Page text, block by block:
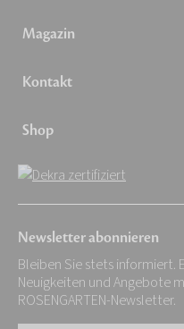
Magazin
Kontakt
Shop
Newsletter abonnieren
Bleiben Sie stets informiert.
Neuigkeiten und Angebote
ROSENGARTEN-Newsletter.